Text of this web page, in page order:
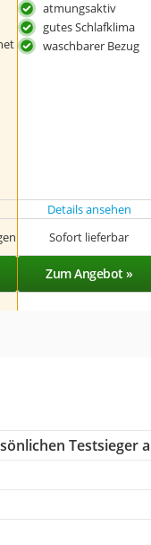
atmungsaktiv
gutes Schlafklima
waschbarer Bezug
Details ansehen
Sofort lieferbar
Zum Angebot »
Testsieger